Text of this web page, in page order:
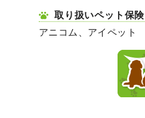
取り扱いペット保険
アニコム、アイペット